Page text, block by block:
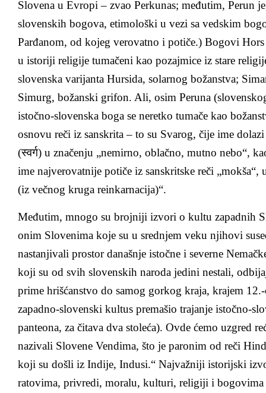
Slovena u Evropi – zvao Perkunas; međutim, Perun
slovenskih bogova, etimološki u vezi sa vedskim
Parđanom, od kojeg verovatno i potiče.) Bogovi
u istoriji religije tumačeni kao pozajmice iz stare
slovenska varijanta Hursida, solarnog božanstva;
Simurg, božanski grifon. Ali, osim Peruna
istočno-slovenska boga se neretko tumače kao
osnovu reči iz sanskrita – to su Svarog, čije ime
(स्वर्ग) u značenju „nemirno, oblačno, mutno nebo“,
ime najverovatnije potiče iz sanskritske reči „mokša“,
(iz večnog kruga reinkarnacija)“.
Međutim, mnogo su brojniji izvori o kultu zapadnih
onim Slovenima koje su u srednjem veku njihovi
nastanjivali prostor današnje istočne i severne
koji su od svih slovenskih naroda jedini nestali,
prime hrišćanstvo do samog gorkog kraja, krajem
zapadno-slovenski kultus premašio trajanje istočno-
panteona, za čitava dva stoleća). Ovde ćemo uzgred
nazivali Slovene Vendima, što je paronim od reči
koji su došli iz Indije, Indusi.“ Najvažniji istorijski
ratovima, privredi, moralu, kulturi, religiji i bogovima